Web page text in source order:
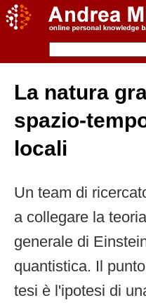
La natura
spazio-
locali
Un team di
a collegare la
generale di
quantistica. Il
tesi è l'ipotesi di